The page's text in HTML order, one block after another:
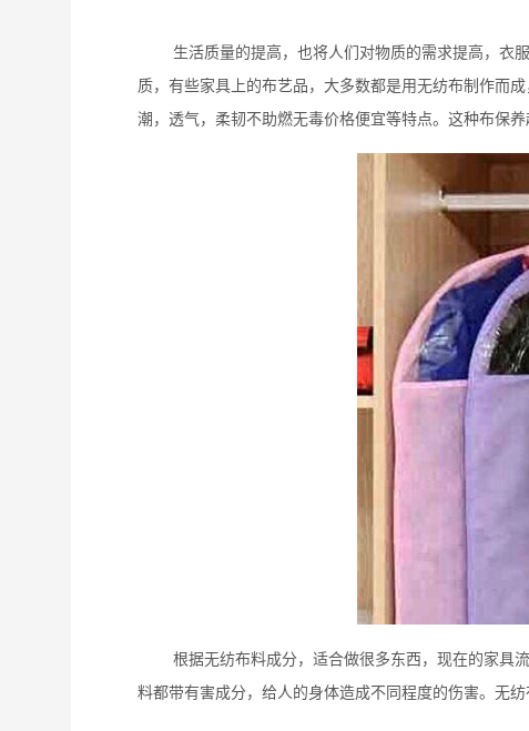
生活质量的提高，也将人们对物质的需求提高，衣服
质，有些家具上的布艺品，大多数都是用无纺布制作而
潮，透气，柔韧不助燃无毒价格便宜等特点。这种布保
根据无纺布料成分，适合做很多东西，现在的家具流
料都带有害成分，给人的身体造成不同程度的伤害。无